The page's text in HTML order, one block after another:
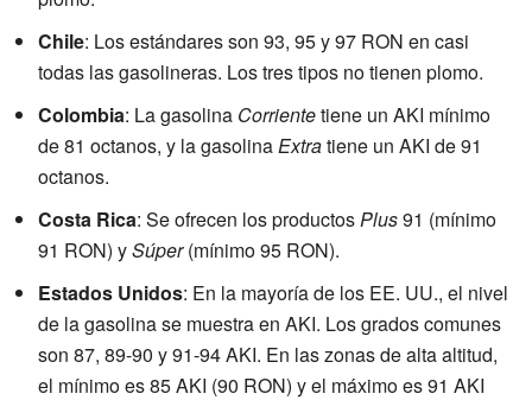
Chile: Los estándares son 93, 95 y 97 RON en casi
todas las gasolineras. Los tres tipos no tienen plomo.
Colombia: La gasolina Corrientetiene un AKI mínimo
de 81 octanos, y la gasolina Extratiene un AKI de 91
octanos.
Costa Rica: Se ofrecen los productos Plus91 (mínimo
91 RON) ySúper(mínimo 95 RON).
Estados Unidos: En la mayoría de los EE. UU., el nivel
de la gasolina se muestra en AKI. Los grados comunes
son 87, 89-90 y 91-94 AKI. En las zonas de alta altitud,
el mínimo es 85 AKI (90 RON) y el máximo es 91 AKI